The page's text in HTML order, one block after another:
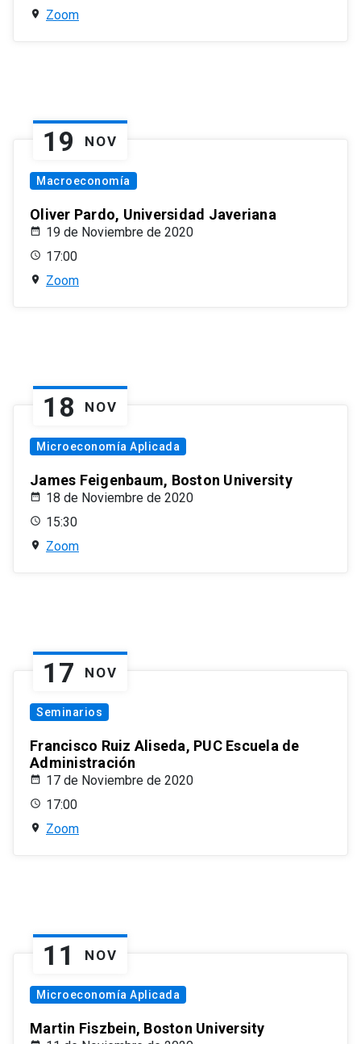
Zoom
19 NOV
Macroeconomía
Oliver Pardo, Universidad Javeriana
19 de Noviembre de 2020
17:00
Zoom
18 NOV
Microeconomía Aplicada
James Feigenbaum, Boston University
18 de Noviembre de 2020
15:30
Zoom
17 NOV
Seminarios
Francisco Ruiz Aliseda, PUC Escuela de
Administración
17 de Noviembre de 2020
17:00
Zoom
11 NOV
Microeconomía Aplicada
Martin Fiszbein, Boston University